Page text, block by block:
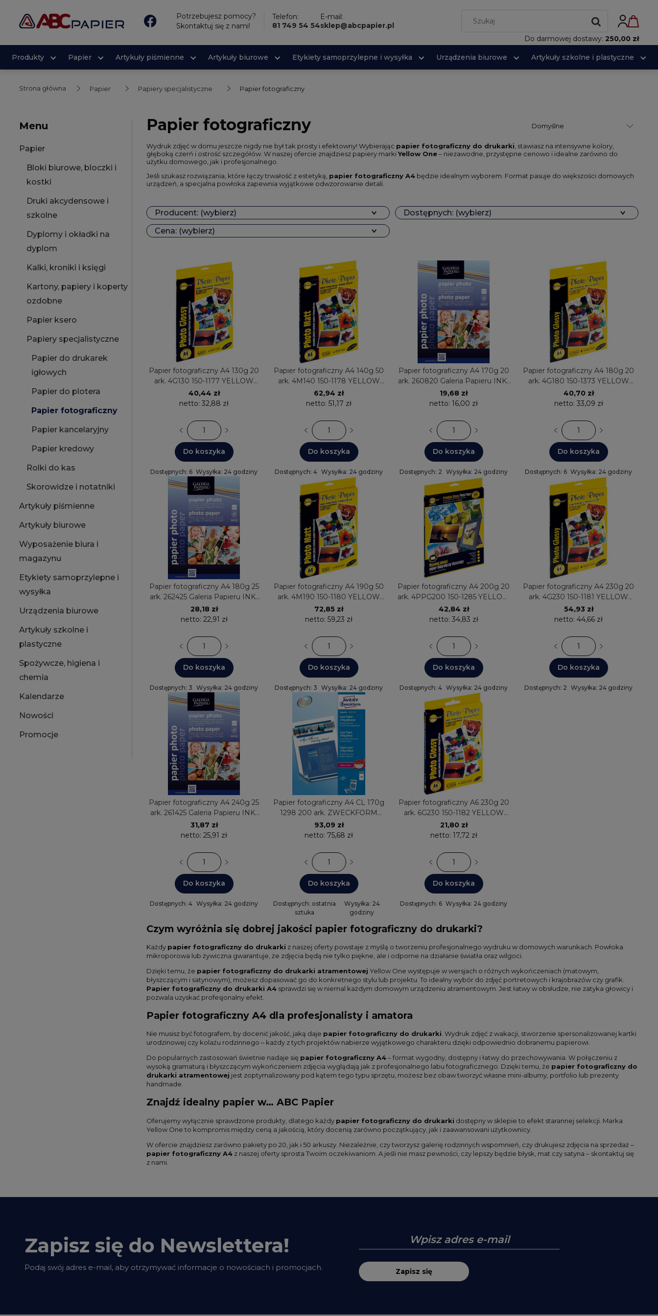
Potrzebujesz pomocy?
Skontaktuj się z nami!
Telefon:
81 749 54 54
E-mail:
sklep@abcpapier.pl
Do darmowej dostawy: 250,00 zł
Produkty Papier Artykuły piśmienne Artykuły biurowe Etykiety samoprzylepne i wysyłka Urządzenia biurowe Artykuły szkolne i plastyczne
Strona główna Papier Papiery specjalistyczne Papier fotograficzny
Menu
Papier
Bloki biurowe, bloczki i
kostki
Druki akcydensowe i
szkolne
Dyplomy i okładki na
dyplom
Kalki, kroniki i księgi
Kartony, papiery i koperty
ozdobne
Papier ksero
Papiery specjalistyczne
Papier do drukarek
igłowych
Papier do plotera
Papier fotograficzny
Papier kancelaryjny
Papier kredowy
Rolki do kas
Skorowidze i notatniki
Artykuły piśmienne
Artykuły biurowe
Wyposażenie biura i
magazynu
Etykiety samoprzylepne i
wysyłka
Urządzenia biurowe
Artykuły szkolne i
plastyczne
Spożywcze, higiena i
chemia
Kalendarze
Nowości
Promocje
Papier fotograficzny
Wydruk zdjęć w domu jeszcze nigdy nie był tak prosty i efektowny! Wybierając papier fotograficzny do drukarki , stawiasz na intensywne kolory,
głęboką czerń i ostrość szczegółów. W naszej ofercie znajdziesz papiery markiYellow One– niezawodne, przystępne cenowo i idealne zarówno do
użytku domowego, jak i profesjonalnego.
Jeśli szukasz rozwiązania, które łączy trwałość z estetyką, papier fotograficzny A4 będzie idealnym wyborem. Format pasuje do większości domowych
urządzeń, a specjalna powłoka zapewnia wyjątkowe odwzorowanie detali.
Producent: (wybierz)
Dostępnych: (wybierz)
Cena: (wybierz)
Papier fotograficzny A4 130g 20
ark. 4G130 150-1177 YELLOW
ONE błyszczący
40,44 zł
netto: 32,88 zł
Do koszyka
Dostępnych: 6 Wysyłka: 24 godziny
Papier fotograficzny A4 140g 50
ark. 4M140 150-1178 YELLOW
ONE matowy
62,94 zł
netto: 51,17 zł
Do koszyka
Dostępnych: 4 Wysyłka: 24 godziny
Papier fotograficzny A4 170g 20
ark. 260820 Galeria Papieru INK-
JET błyszczący
19,68 zł
netto: 16,00 zł
Do koszyka
Dostępnych: 2 Wysyłka: 24 godziny
Papier fotograficzny A4 180g 20
ark. 4G180 150-1373 YELLOW
ONE błyszczący
40,70 zł
netto: 33,09 zł
Do koszyka
Dostępnych: 6 Wysyłka: 24 godziny
Papier fotograficzny A4 180g 25
ark. 262425 Galeria Papieru INK-
JET błyszczący
28,18 zł
netto: 22,91 zł
Do koszyka
Dostępnych: 3 Wysyłka: 24 godziny
Papier fotograficzny A4 190g 50
ark. 4M190 150-1180 YELLOW
ONE matowy
72,85 zł
netto: 59,23 zł
Do koszyka
Dostępnych: 3 Wysyłka: 24 godziny
Papier fotograficzny A4 200g 20
ark. 4PPG200 150-1285 YELLOW
ONE Premium błyszczący
42,84 zł
netto: 34,83 zł
Do koszyka
Dostępnych: 4 Wysyłka: 24 godziny
Papier fotograficzny A4 230g 20
ark. 4G230 150-1181 YELLOW
ONE błyszczący
54,93 zł
netto: 44,66 zł
Do koszyka
Dostępnych: 2 Wysyłka: 24 godziny
Papier fotograficzny A4 240g 25
ark. 261425 Galeria Papieru INK-
JET błyszczący
31,87 zł
netto: 25,91 zł
Do koszyka
Dostępnych: 4 Wysyłka: 24 godziny
Papier fotograficzny A4 CL 170g
1298 200 ark. ZWECKFORM
błyszczący
93,09 zł
netto: 75,68 zł
Do koszyka
Dostępnych: ostatnia
sztuka
Wysyłka: 24
godziny
Papier fotograficzny A6 230g 20
ark. 6G230 150-1182 YELLOW
ONE błyszczący
21,80 zł
netto: 17,72 zł
Do koszyka
Dostępnych: 6 Wysyłka: 24 godziny
Czym wyróżnia się dobrej jakości papier fotograficzny do drukarki?
Każdy papier fotograficzny do drukarki z naszej oferty powstaje z myślą o tworzeniu profesjonalnego wydruku w domowych warunkach. Powłoka
mikroporowa lub żywiczna gwarantuje, że zdjęcia będą nie tylko piękne, ale i odporne na działanie światła oraz wilgoci.
Dzięki temu, że papier fotograficzny do drukarki atramentowej Yellow One występuje w wersjach o różnych wykończeniach (matowym,
błyszczącym i satynowym), możesz dopasować go do konkretnego stylu lub projektu. To idealny wybór do zdjęć portretowych i krajobrazów czy grafik.
Papier fotograficzny do drukarki A4 sprawdzi się w niemal każdym domowym urządzeniu atramentowym. Jest łatwy w obsłudze, nie zatyka głowicy i
pozwala uzyskać profesjonalny efekt.
Papier fotograficzny A4 dla profesjonalisty i amatora
Nie musisz być fotografem, by docenić jakość, jaką daje papier fotograficzny do drukarki. Wydruk zdjęć z wakacji, stworzenie spersonalizowanej kartki
urodzinowej czy kolażu rodzinnego – każdy z tych projektów nabierze wyjątkowego charakteru dzięki odpowiednio dobranemu papierowi.
Do popularnych zastosowań świetnie nadaje się papier fotograficzny A4– format wygodny, dostępny i łatwy do przechowywania. W połączeniu z
wysoką gramaturą i błyszczącym wykończeniem zdjęcia wyglądają jak z profesjonalnego labu fotograficznego. Dzięki temu, że papier fotograficzny do
drukarki atramentowej jest zoptymalizowany pod kątem tego typu sprzętu, możesz bez obaw tworzyć własne mini-albumy, portfolio lub prezenty
handmade.
Znajdź idealny papier w… ABC Papier
Oferujemy wyłącznie sprawdzone produkty, dlatego każdy papier fotograficzny do drukarki dostępny w sklepie to efekt starannej selekcji. Marka
Yellow One to kompromis między ceną a jakością, który docenią zarówno początkujący, jak i zaawansowani użytkownicy.
W ofercie znajdziesz zarówno pakiety po 20, jak i 50 arkuszy. Niezależnie, czy tworzysz galerię rodzinnych wspomnień, czy drukujesz zdjęcia na sprzedaż –
papier fotograficzny A4 z naszej oferty sprosta Twoim oczekiwaniom. A jeśli nie masz pewności, czy lepszy będzie błysk, mat czy satyna – skontaktuj się
z nami.
Zapisz się do Newslettera!
Podaj swój adres e-mail, aby otrzymywać informacje o nowościach i promocjach. Zapisz się